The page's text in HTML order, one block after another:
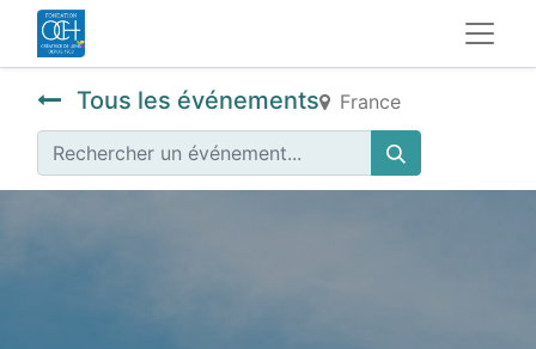
Tous les événements France